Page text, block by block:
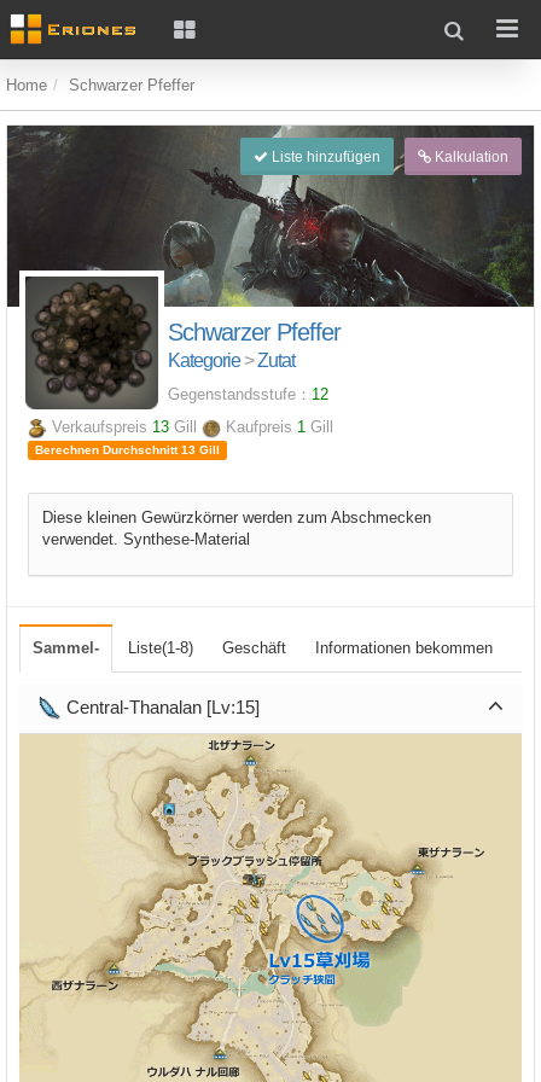
Home Schwarzer Pfeffer
Liste hinzufügen Kalkulation
Schwarzer Pfeffer
Kategorie>Zutat
Gegenstandsstufe： 12
Verkaufspreis 13 Gill Kaufpreis 1 Gill
Berechnen Durchschnitt 13 Gill
Diese kleinen Gewürzkörner werden zum Abschmecken
verwendet. Synthese-Material
Sammel- Liste(1-8) Geschäft Informationen bekommen
Central-Thanalan [Lv:15]